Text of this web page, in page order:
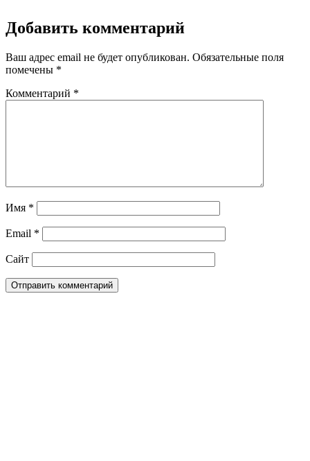
Добавить комментарий
Ваш адрес email не будет опубликован. Обязательные поля
помечены *
Комментарий *
Имя *
Email *
Сайт